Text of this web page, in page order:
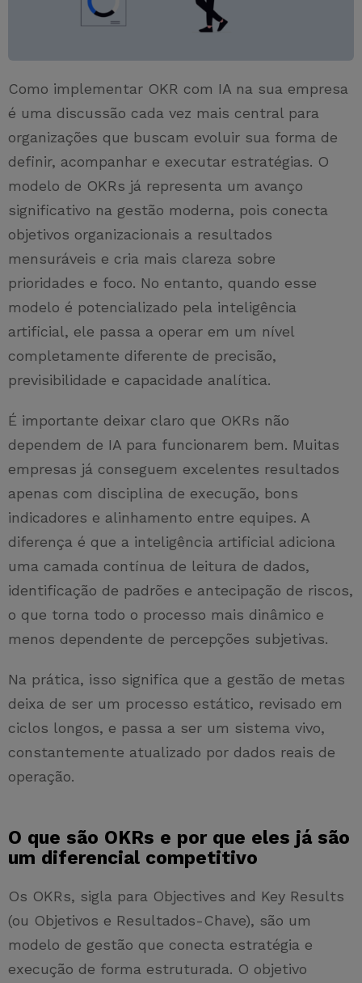
Como implementar OKR com IA na sua empresa
é uma discussão cada vez mais central para
organizações que buscam evoluir sua forma de
definir, acompanhar e executar estratégias. O
modelo de OKRs já representa um avanço
significativo na gestão moderna, pois conecta
objetivos organizacionais a resultados
mensuráveis e cria mais clareza sobre
prioridades e foco. No entanto, quando esse
modelo é potencializado pela inteligência
artificial, ele passa a operar em um nível
completamente diferente de precisão,
previsibilidade e capacidade analítica.
É importante deixar claro que OKRs não
dependem de IA para funcionarem bem. Muitas
empresas já conseguem excelentes resultados
apenas com disciplina de execução, bons
indicadores e alinhamento entre equipes. A
diferença é que a inteligência artificial adiciona
uma camada contínua de leitura de dados,
identificação de padrões e antecipação de riscos,
o que torna todo o processo mais dinâmico e
menos dependente de percepções subjetivas.
Na prática, isso significa que a gestão de metas
deixa de ser um processo estático, revisado em
ciclos longos, e passa a ser um sistema vivo,
constantemente atualizado por dados reais de
operação.
O que são OKRs e por que eles já são
um diferencial competitivo
Os OKRs, sigla para Objectives and Key Results
(ou Objetivos e Resultados-Chave), são um
modelo de gestão que conecta estratégia e
execução de forma estruturada. O objetivo